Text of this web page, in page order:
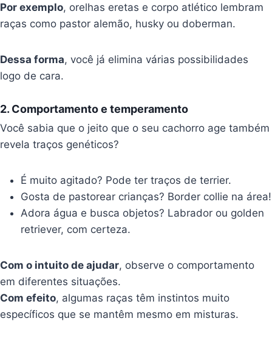
Por exemplo, orelhas eretas e corpo atlético lembram
raças como pastor alemão, husky ou doberman.
Dessa forma, você já elimina várias possibilidades
logo de cara.
2. Comportamento e temperamento
Você sabia que o jeito que o seu cachorro age também
revela traços genéticos?
É muito agitado? Pode ter traços de terrier.
Gosta de pastorear crianças? Border collie na área!
Adora água e busca objetos? Labrador ou golden
retriever, com certeza.
Com o intuito de ajudar, observe o comportamento
em diferentes situações.
Com efeito, algumas raças têm instintos muito
específicos que se mantêm mesmo em misturas.